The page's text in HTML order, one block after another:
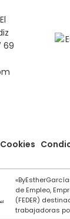
69
de Empleo,
(FEDER)
trabajadoras